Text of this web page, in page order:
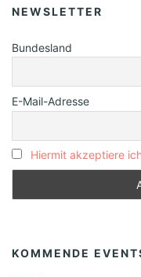
NEWSLETTER
Bundesland
E-Mail-Adresse
Hiermit akzeptiere
KOMMENDE